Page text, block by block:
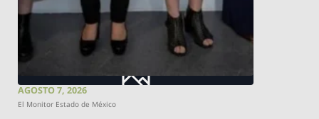
AGOSTO 7, 2026
El Monitor Estado de México